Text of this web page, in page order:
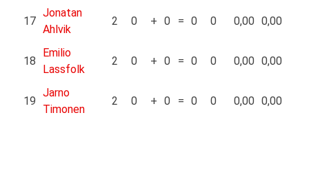
17
Jonatan
Ahlvik
2 0 + 0 = 0 0 0,00 0,00
18
Emilio
Lassfolk
2 0 + 0 = 0 0 0,00 0,00
19
Jarno
Timonen
2 0 + 0 = 0 0 0,00 0,00